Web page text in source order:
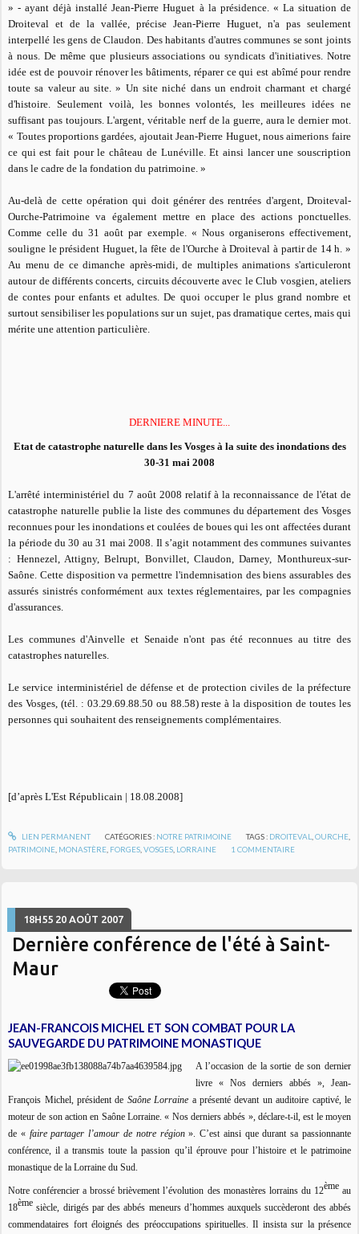
» - ayant déjà installé Jean-Pierre Huguet à la présidence. « La situation de
Droiteval et de la vallée , précise Jean-Pierre Huguet, n'a pas seulement
interpellé les gens de Claudon. Des habitants d'autres communes se sont joints
à nous. De même que plusieurs associations ou syndicats d'initiatives. Notre
idée est de pouvoir rénover les bâtiments, réparer ce qui est abîmé pour rendre
toute sa valeur au site . » Un site niché dans un endroit charmant et chargé
d'histoire. Seulement voilà, les bonnes volontés, les meilleures idées ne
suffisant pas toujours. L'argent, véritable nerf de la guerre, aura le dernier mot.
« Toutes proportions gardées , ajoutait Jean-Pierre Huguet,nous aimerions faire
ce qui est fait pour le château de Lunéville. Et ainsi lancer une souscription
dans le cadre de la fondation du patrimoine. »
Au-delà de cette opération qui doit générer des rentrées d'argent, Droiteval-
Ourche-Patrimoine va également mettre en place des actions ponctuelles.
Comme celle du 31 août par exemple. « Nous organiserons effectivement,
souligne le président Huguet,la fête de l'Ourche à Droiteval à partir de 14 h. »
Au menu de ce dimanche après-midi, de multiples animations s'articuleront
autour de différents concerts, circuits découverte avec le Club vosgien, ateliers
de contes pour enfants et adultes. De quoi occuper le plus grand nombre et
surtout sensibiliser les populations sur un sujet, pas dramatique certes, mais qui
mérite une attention particulière.
DERNIERE MINUTE...
Etat de catastrophe naturelle dans les Vosges à la suite des inondations des
30-31 mai 2008
L'arrêté interministériel du 7 août 2008 relatif à la reconnaissance de l'état de
catastrophe naturelle publie la liste des communes du département des Vosges
reconnues pour les inondations et coulées de boues qui les ont affectées durant
la période du 30 au 31 mai 2008. Il s’agit notamment des communes suivantes
: Hennezel, Attigny, Belrupt, Bonvillet, Claudon, Darney, Monthureux-sur-
Saône. Cette disposition va permettre l'indemnisation des biens assurables des
assurés sinistrés conformément aux textes réglementaires, par les compagnies
d'assurances.
Les communes d'Ainvelle et Senaide n'ont pas été reconnues au titre des
catastrophes naturelles.
Le service interministériel de défense et de protection civiles de la préfecture
des Vosges, (tél. : 03.29.69.88.50 ou 88.58) reste à la disposition de toutes les
personnes qui souhaitent des renseignements complémentaires.
[d’après L'Est Républicain | 18.08.2008]
LIEN PERMANENT CATÉGORIES : NOTRE PATRIMOINE TAGS : DROITEVAL,OURCHE,
PATRIMOINE, MONASTÈRE, FORGES,VOSGES, LORRAINE 1COMMENTAIRE
18H55 20 AOÛT 2007
Dernière conférence de l'été à Saint-
Maur
JEAN-FRANCOIS MICHEL ET SON COMBAT POUR LA
SAUVEGARDE DU PATRIMOINE MONASTIQUE
A l’occasion de la sortie de son dernier
livre « Nos derniers abbés », Jean-
François Michel, président de Saône Lorraine a présenté devant un auditoire captivé, le
moteur de son action en Saône Lorraine. « Nos derniers abbés », déclare-t-il, est le moyen
de «faire partager l’amour de notre région». C’est ainsi que durant sa passionnante
conférence, il a transmis toute la passion qu’il éprouve pour l’histoire et le patrimoine
monastique de la Lorraine du Sud.
Notre conférencier a brossé brièvement l’évolution des monastères lorrains du 12èmeau
18ème siècle, dirigés par des abbés meneurs d’hommes auxquels succèderont des abbés
commendataires fort éloignés des préoccupations spirituelles. Il insista sur la présence